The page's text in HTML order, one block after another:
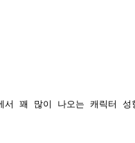
서 꽤 많이 나오는 캐릭터